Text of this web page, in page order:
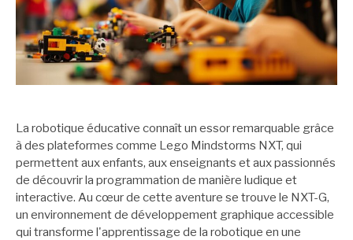
La robotique éducative connaît un essor remarquable grâce
à des plateformes comme Lego Mindstorms NXT, qui
permettent aux enfants, aux enseignants et aux passionnés
de découvrir la programmation de manière ludique et
interactive. Au cœur de cette aventure se trouve le NXT-G,
un environnement de développement graphique accessible
qui transforme l'apprentissage de la robotique en une